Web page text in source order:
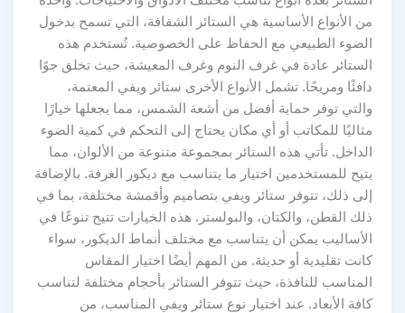
من الأنواع الأساسية هي الستائر الشفافة، التي تسمح بدخول
الضوء الطبيعي مع الحفاظ على الخصوصية. تُستخدم هذه
الستائر عادة في غرف النوم وغرف المعيشة، حيث تخلق جوًا
دافئًا ومريحًا. تشمل الأنواع الأخرى ستائر ويفي المعتمة،
والتي توفر حماية أفضل من أشعة الشمس، مما يجعلها خيارًا
مثاليًا للمكاتب أو أي مكان يحتاج إلى التحكم في كمية الضوء
الداخل. تأتي هذه الستائر بمجموعة متنوعة من الألوان، مما
يتيح للمستخدمين اختيار ما يتناسب مع ديكور الغرفة. بالإضافة
إلى ذلك، تتوفر ستائر ويفي بتصاميم وأقمشة مختلفة، بما في
ذلك القطن، والكتان، والبولستر. هذه الخيارات تتيح تنوعًا في
الأساليب يمكن أن يتناسب مع مختلف أنماط الديكور، سواء
كانت تقليدية أو حديثة. من المهم أيضًا اختيار المقاس
المناسب للنافذة، حيث تتوفر الستائر بأحجام مختلفة لتناسب
كافة الأبعاد. عند اختيار نوع ستائر ويفي المناسب، من